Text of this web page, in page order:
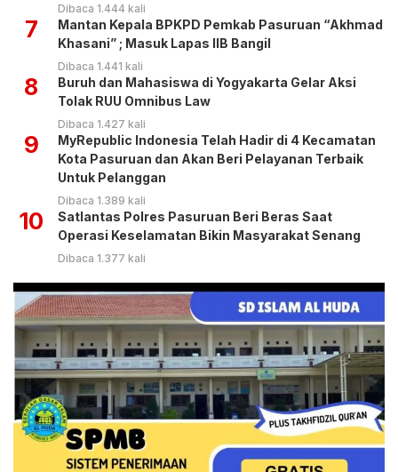
Dibaca 1.444 kali
7
Mantan Kepala BPKPD Pemkab Pasuruan “Akhmad
Khasani” ; Masuk Lapas IIB Bangil
Dibaca 1.441 kali
8
Buruh dan Mahasiswa di Yogyakarta Gelar Aksi
Tolak RUU Omnibus Law
Dibaca 1.427 kali
9
MyRepublic Indonesia Telah Hadir di 4 Kecamatan
Kota Pasuruan dan Akan Beri Pelayanan Terbaik
Untuk Pelanggan
Dibaca 1.389 kali
10
Satlantas Polres Pasuruan Beri Beras Saat
Operasi Keselamatan Bikin Masyarakat Senang
Dibaca 1.377 kali